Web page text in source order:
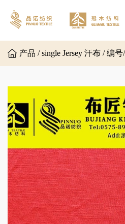
产品 / single Jersey 汗布 / 编